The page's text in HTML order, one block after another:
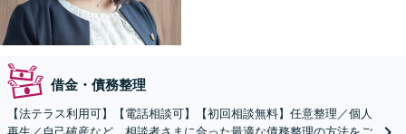
借金・債務整理
【法テラス利用可】【電話相談可】【初回相談無料】任意整理／個人